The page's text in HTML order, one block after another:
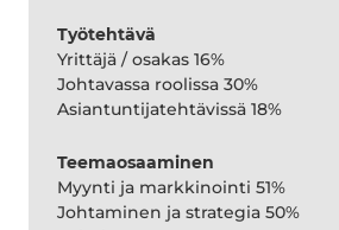
Työtehtävä
Yrittäjä / osakas 16%
Johtavassa roolissa 30%
Asiantuntijatehtävissä 18%
Teemaosaaminen
Myynti ja markkinointi 51%
Johtaminen ja strategia 50%